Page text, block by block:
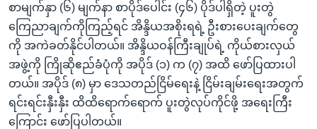
နေရာ
ကျော်
စာမျက်နှာ (၆) မျက်နာ စာပိုဒ်ပေါင်း (၄၆) ပိုဒ်ပါရှိတဲ့ ပူးတွဲ
ကြေညာချက်ကိုကြည့်ရင် အိန္ဒိယအစိုးရရဲ့ ဦးစားပေးချက်တွေ
ကို အကဲခတ်နိုင်ပါတယ်။ အိန္ဒိယဝန်ကြီးချုပ်ရဲ့ ကိုယ်စားလှယ်
အဖွဲ့ကို ကြိုဆိုဧည်ခံပုံကို အပိုဒ် (၁) က (၇) အထိ ဖော်ပြထားပါ
တယ်။ အပိုဒ် (၈) မှာ ဒေသတည်ငြိမ်ရေးနဲ့ ငြိမ်းချမ်းရေးအတွက်
ရင်းရင်းနှီးနှီး ထိထိရောက်ရောက် ပူးတွဲလုပ်ကိုင်ဖို့ အရေးကြီး
ကြောင်း ဖော်ပြပါတယ်။